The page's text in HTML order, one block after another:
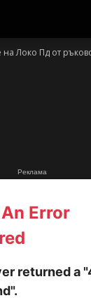
Локо Пд от
Реклама